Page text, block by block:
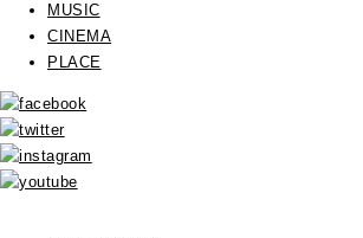
MUSIC
CINEMA
PLACE